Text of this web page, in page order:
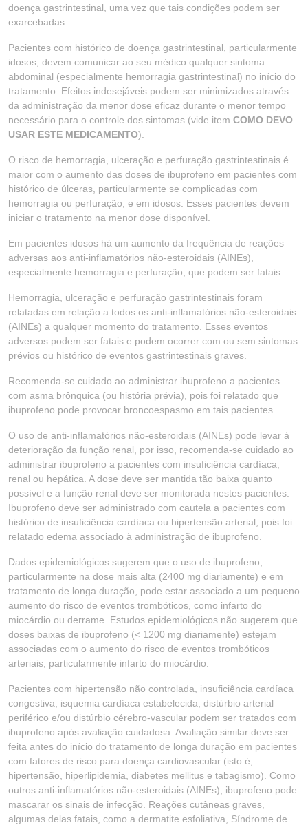
doença gastrintestinal, uma vez que tais condições podem ser
exarcebadas.
Pacientes com histórico de doença gastrintestinal, particularmente
idosos, devem comunicar ao seu médico qualquer sintoma
abdominal (especialmente hemorragia gastrintestinal) no início do
tratamento. Efeitos indesejáveis podem ser minimizados através
da administração da menor dose eficaz durante o menor tempo
necessário para o controle dos sintomas (vide item COMO DEVO
USAR ESTE MEDICAMENTO).
O risco de hemorragia, ulceração e perfuração gastrintestinais é
maior com o aumento das doses de ibuprofeno em pacientes com
histórico de úlceras, particularmente se complicadas com
hemorragia ou perfuração, e em idosos. Esses pacientes devem
iniciar o tratamento na menor dose disponível.
Em pacientes idosos há um aumento da frequência de reações
adversas aos anti-inflamatórios não-esteroidais (AINEs),
especialmente hemorragia e perfuração, que podem ser fatais.
Hemorragia, ulceração e perfuração gastrintestinais foram
relatadas em relação a todos os anti-inflamatórios não-esteroidais
(AINEs) a qualquer momento do tratamento. Esses eventos
adversos podem ser fatais e podem ocorrer com ou sem sintomas
prévios ou histórico de eventos gastrintestinais graves.
Recomenda-se cuidado ao administrar ibuprofeno a pacientes
com asma brônquica (ou história prévia), pois foi relatado que
ibuprofeno pode provocar broncoespasmo em tais pacientes.
O uso de anti-inflamatórios não-esteroidais (AINEs) pode levar à
deterioração da função renal, por isso, recomenda-se cuidado ao
administrar ibuprofeno a pacientes com insuficiência cardíaca,
renal ou hepática. A dose deve ser mantida tão baixa quanto
possível e a função renal deve ser monitorada nestes pacientes.
Ibuprofeno deve ser administrado com cautela a pacientes com
histórico de insuficiência cardíaca ou hipertensão arterial, pois foi
relatado edema associado à administração de ibuprofeno.
Dados epidemiológicos sugerem que o uso de ibuprofeno,
particularmente na dose mais alta (2400 mg diariamente) e em
tratamento de longa duração, pode estar associado a um pequeno
aumento do risco de eventos trombóticos, como infarto do
miocárdio ou derrame. Estudos epidemiológicos não sugerem que
doses baixas de ibuprofeno (< 1200 mg diariamente) estejam
associadas com o aumento do risco de eventos trombóticos
arteriais, particularmente infarto do miocárdio.
Pacientes com hipertensão não controlada, insuficiência cardíaca
congestiva, isquemia cardíaca estabelecida, distúrbio arterial
periférico e/ou distúrbio cérebro-vascular podem ser tratados com
ibuprofeno após avaliação cuidadosa. Avaliação similar deve ser
feita antes do início do tratamento de longa duração em pacientes
com fatores de risco para doença cardiovascular (isto é,
hipertensão, hiperlipidemia, diabetes mellitus e tabagismo). Como
outros anti-inflamatórios não-esteroidais (AINEs), ibuprofeno pode
mascarar os sinais de infecção. Reações cutâneas graves,
algumas delas fatais, como a dermatite esfoliativa, Síndrome de